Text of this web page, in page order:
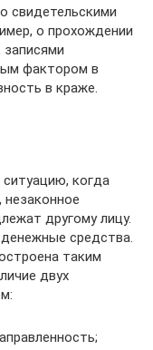
свидетельскими
о прохождении
фактором в
в краже.
когда
другому лицу.
средства.
таким
двух